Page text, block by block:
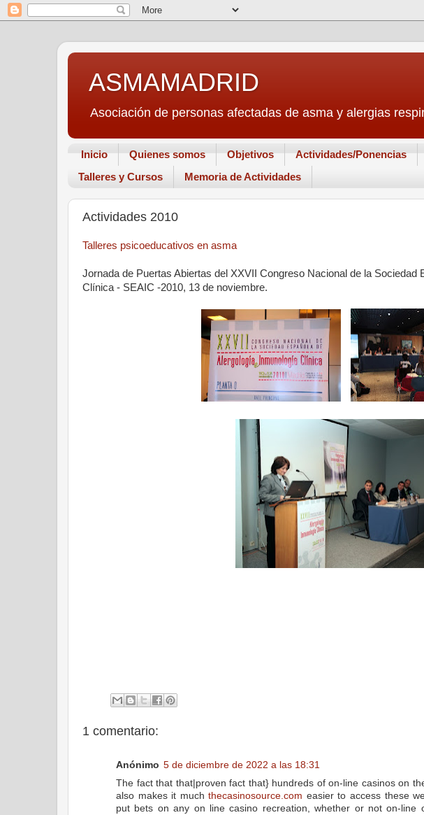
ASMAMADRID
Asociación de personas afectadas de asma y alergias
Inicio Quienes somos Objetivos Actividades/Ponencias
Talleres y Cursos
Memoria de Actividades
Actividades 2010
Talleres psicoeducativos en asma
Jornada de Puertas Abiertas del XXVII Congreso Nacional de la Sociedad
Clínica - SEAIC -2010, 13 de noviembre.
1 comentario:
Anónimo 5 de diciembre de 2022 a las 18:31
The fact that that|proven fact that} hundreds of on-line casinos on
also makes it muchthecasinosource.com easier to access these
put bets on any on line casino recreation, whether or not on-line